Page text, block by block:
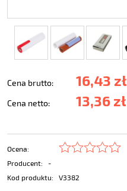
Cena brutto: 16,43 zł
Cena netto: 13,36 zł
Ocena:
Producent:
-
Kod produktu:
V3382